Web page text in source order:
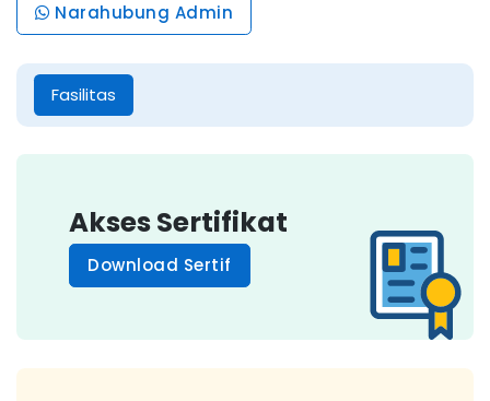
Narahubung Admin
Fasilitas
Akses Sertifikat
Download Sertif